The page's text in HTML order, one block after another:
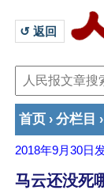
↺ 返回
首页 › 分栏目 ›
2018年9月30日
马云还没死